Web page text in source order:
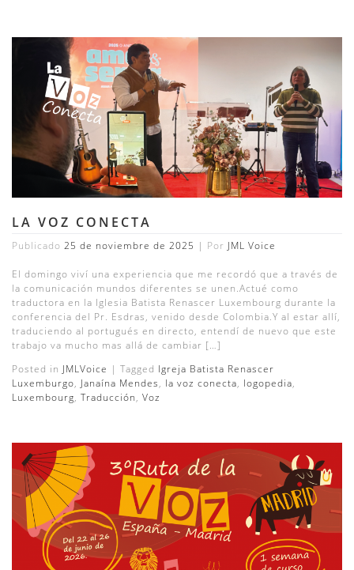
LA VOZ CONECTA
Publicado 25 de noviembre de 2025 | Por JML Voice
El domingo viví una experiencia que me recordó que a través de
la comunicación mundos diferentes se unen.Actué como
traductora en la Iglesia Batista Renascer Luxembourg durante la
conferencia del Pr. Esdras, venido desde Colombia.Y al estar allí,
traduciendo al portugués en directo, entendí de nuevo que este
trabajo va mucho mas allá de cambiar […]
Posted in JMLVoice | Tagged Igreja Batista Renascer
Luxemburgo, Janaína Mendes, la voz conecta, logopedia,
Luxembourg, Traducción, Voz